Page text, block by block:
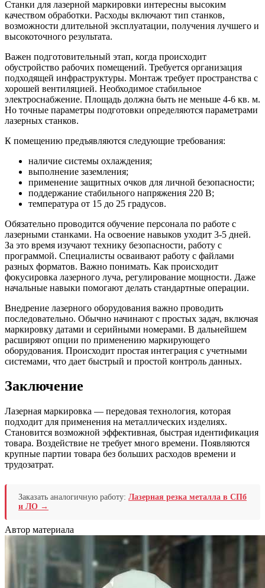
Станки для лазерной маркировки интересны высоким
качеством обработки. Расходы включают тип станков,
возможности длительной эксплуатации, получения лучшего и
высокоточного результата.
Важен подготовительный этап, когда происходит
обустройство рабочих помещений. Требуется организация
подходящей инфраструктуры. Монтаж требует пространства с
хорошей вентиляцией. Необходимое стабильное
электроснабжение. Площадь должна быть не меньше 4-6 кв. м.
Но точные параметры подготовки определяются параметрами
лазерных станков.
К помещению предъявляются следующие требования:
наличие системы охлаждения;
выполнение заземления;
применение защитных очков для личной безопасности;
поддержание стабильного напряжения 220 В;
температура от 15 до 25 градусов.
Обязательно проводится обучение персонала по работе с
лазерными станками. На освоение навыков уходит 3-5 дней.
За это время изучают технику безопасности, работу с
программой. Специалисты осваивают работу с файлами
разных форматов. Важно понимать. Как происходит
фокусировка лазерного луча, регулирование мощности. Даже
начальные навыки помогают делать стандартные операции.
Внедрение лазерного оборудования важно проводить
последовательно. Обычно начинают с простых задач, включая
маркировку датами и серийными номерами. В дальнейшем
расширяют опции по применению маркирующего
оборудования. Происходит простая интеграция с учетными
системами, что дает быстрый и простой контроль данных.
Заключение
Лазерная маркировка — передовая технология, которая
подходит для применения на металлических изделиях.
Становится возможной эффективная, быстрая идентификация
товара. Воздействие не требует много времени. Появляются
крупные партии товара без больших расходов времени и
трудозатрат.
Заказать аналогичную работу: Лазерная резка металла в СПб
и ЛО →
Автор материала